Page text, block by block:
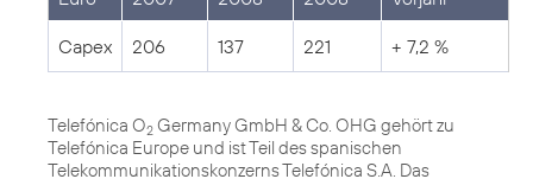
Capex 206 137 221 + 7,2 %
Telefónica O2 Germany GmbH & Co. OHG gehört zu
Telefónica Europe und ist Teil des spanischen
Telekommunikationskonzerns Telefónica S.A. Das